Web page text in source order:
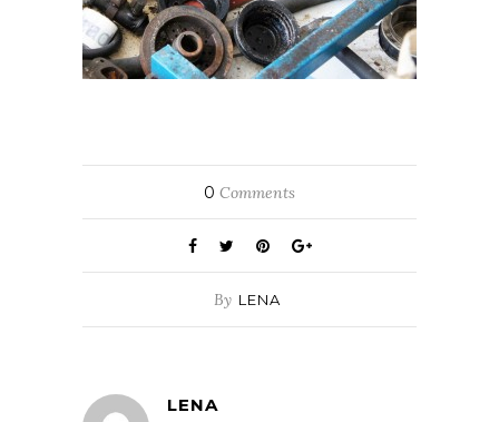
0 Comments
By LENA
LENA